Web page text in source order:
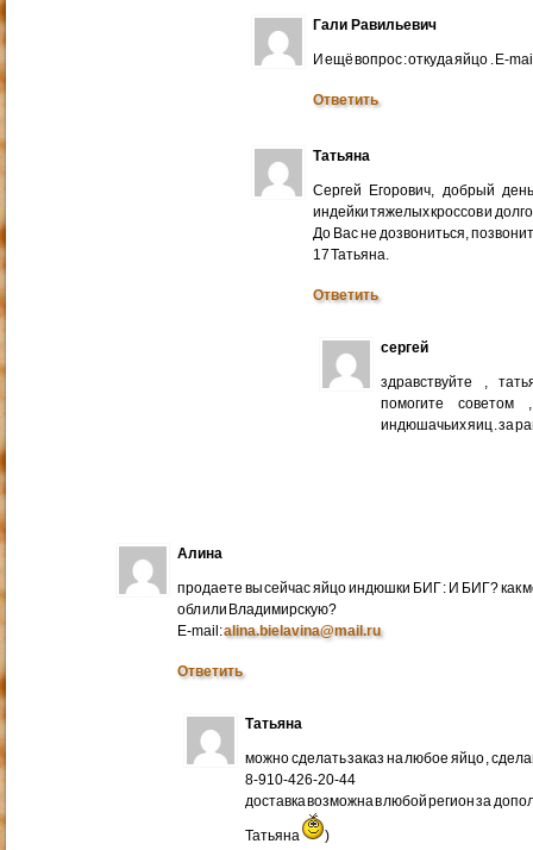
Гали Равильевич
И ещё вопрос : откуда яйцо . E-
Ответить
Татьяна
Сергей Егорович, добрый
индейки тяжелых кроссов и
До Вас не дозвониться,
17 Татьяна.
Ответить
сергей
здравствуйте ,
помогите
индюшачьих яиц . за
Алина
продаете вы сейчас яйцо индюшки БИГ : И БИГ? как
обл или Владимирскую?
E-mail:alina.bielavina@mail.ru
Ответить
Татьяна
можно сделать заказ на любое яйцо ,
8-910-426-20-44
доставка возможна в любой регион за
Татьяна )